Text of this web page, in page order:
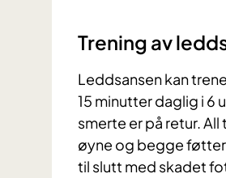
Trening av
Leddsansen kan
15 minutter daglig i 6
smerte er på retur.
øyne og begge
til slutt med skadet